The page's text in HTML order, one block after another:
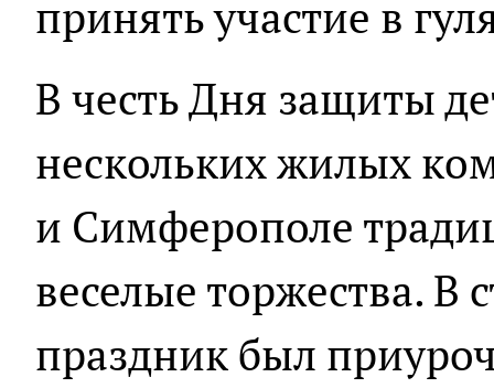
принять участие в
В честь Дня защиты
нескольких жилых
и Симферополе
веселые торжества. В
праздник был